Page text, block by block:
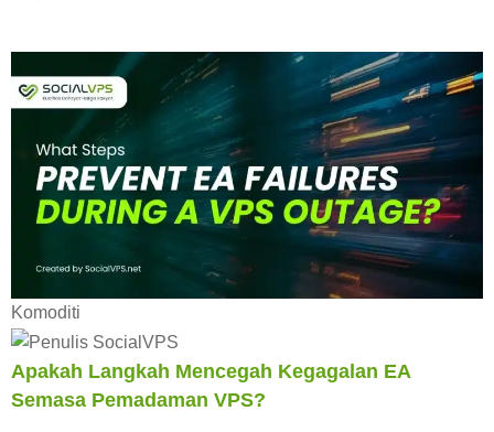
Komoditi
Apakah Langkah Mencegah Kegagalan EA
Semasa Pemadaman VPS?